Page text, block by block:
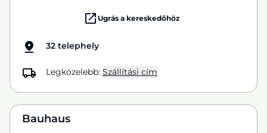
Ugrás a kereskedőhöz
32 telephely
Legközelebb: Szállítási cím
Bauhaus